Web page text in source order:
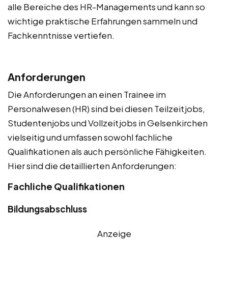
alle Bereiche des HR-Managements und kann so
wichtige praktische Erfahrungen sammeln und
Fachkenntnisse vertiefen.
Anforderungen
Die Anforderungen an einen Trainee im
Personalwesen (HR) sind bei diesen Teilzeitjobs,
Studentenjobs und Vollzeitjobs in Gelsenkirchen
vielseitig und umfassen sowohl fachliche
Qualifikationen als auch persönliche Fähigkeiten.
Hier sind die detaillierten Anforderungen:
Fachliche Qualifikationen
Bildungsabschluss
Anzeige